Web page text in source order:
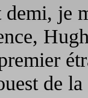
je
de